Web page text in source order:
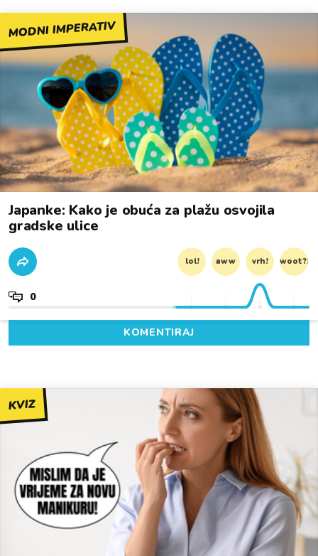
MODNI IMPERATIV
Japanke: Kako je obuća za plažu osvojila
gradske ulice
lol! aww vrh! woot?!
0
KOMENTIRAJ
KVIZ